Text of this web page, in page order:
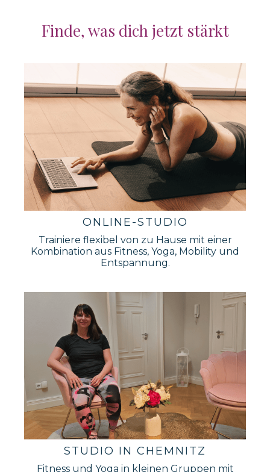
Finde, was dich jetzt stärkt
ONLINE-STUDIO
Trainiere flexibel von zu Hause mit einer
Kombination aus Fitness, Yoga, Mobility und
Entspannung.
STUDIO IN CHEMNITZ
Fitness und Yoga in kleinen Gruppen mit